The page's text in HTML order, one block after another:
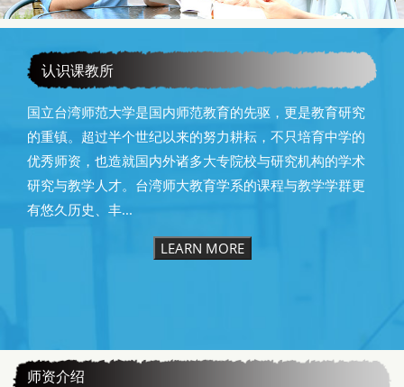
认识课教所
国立台湾师范大学是国内师范教育的先驱，更是教育研究
的重镇。超过半个世纪以来的努力耕耘，不只培育中学的
优秀师资，也造就国内外诸多大专院校与研究机构的学术
研究与教学人才。台湾师大教育学系的课程与教学学群更
有悠久历史、丰...
LEARN MORE
师资介绍